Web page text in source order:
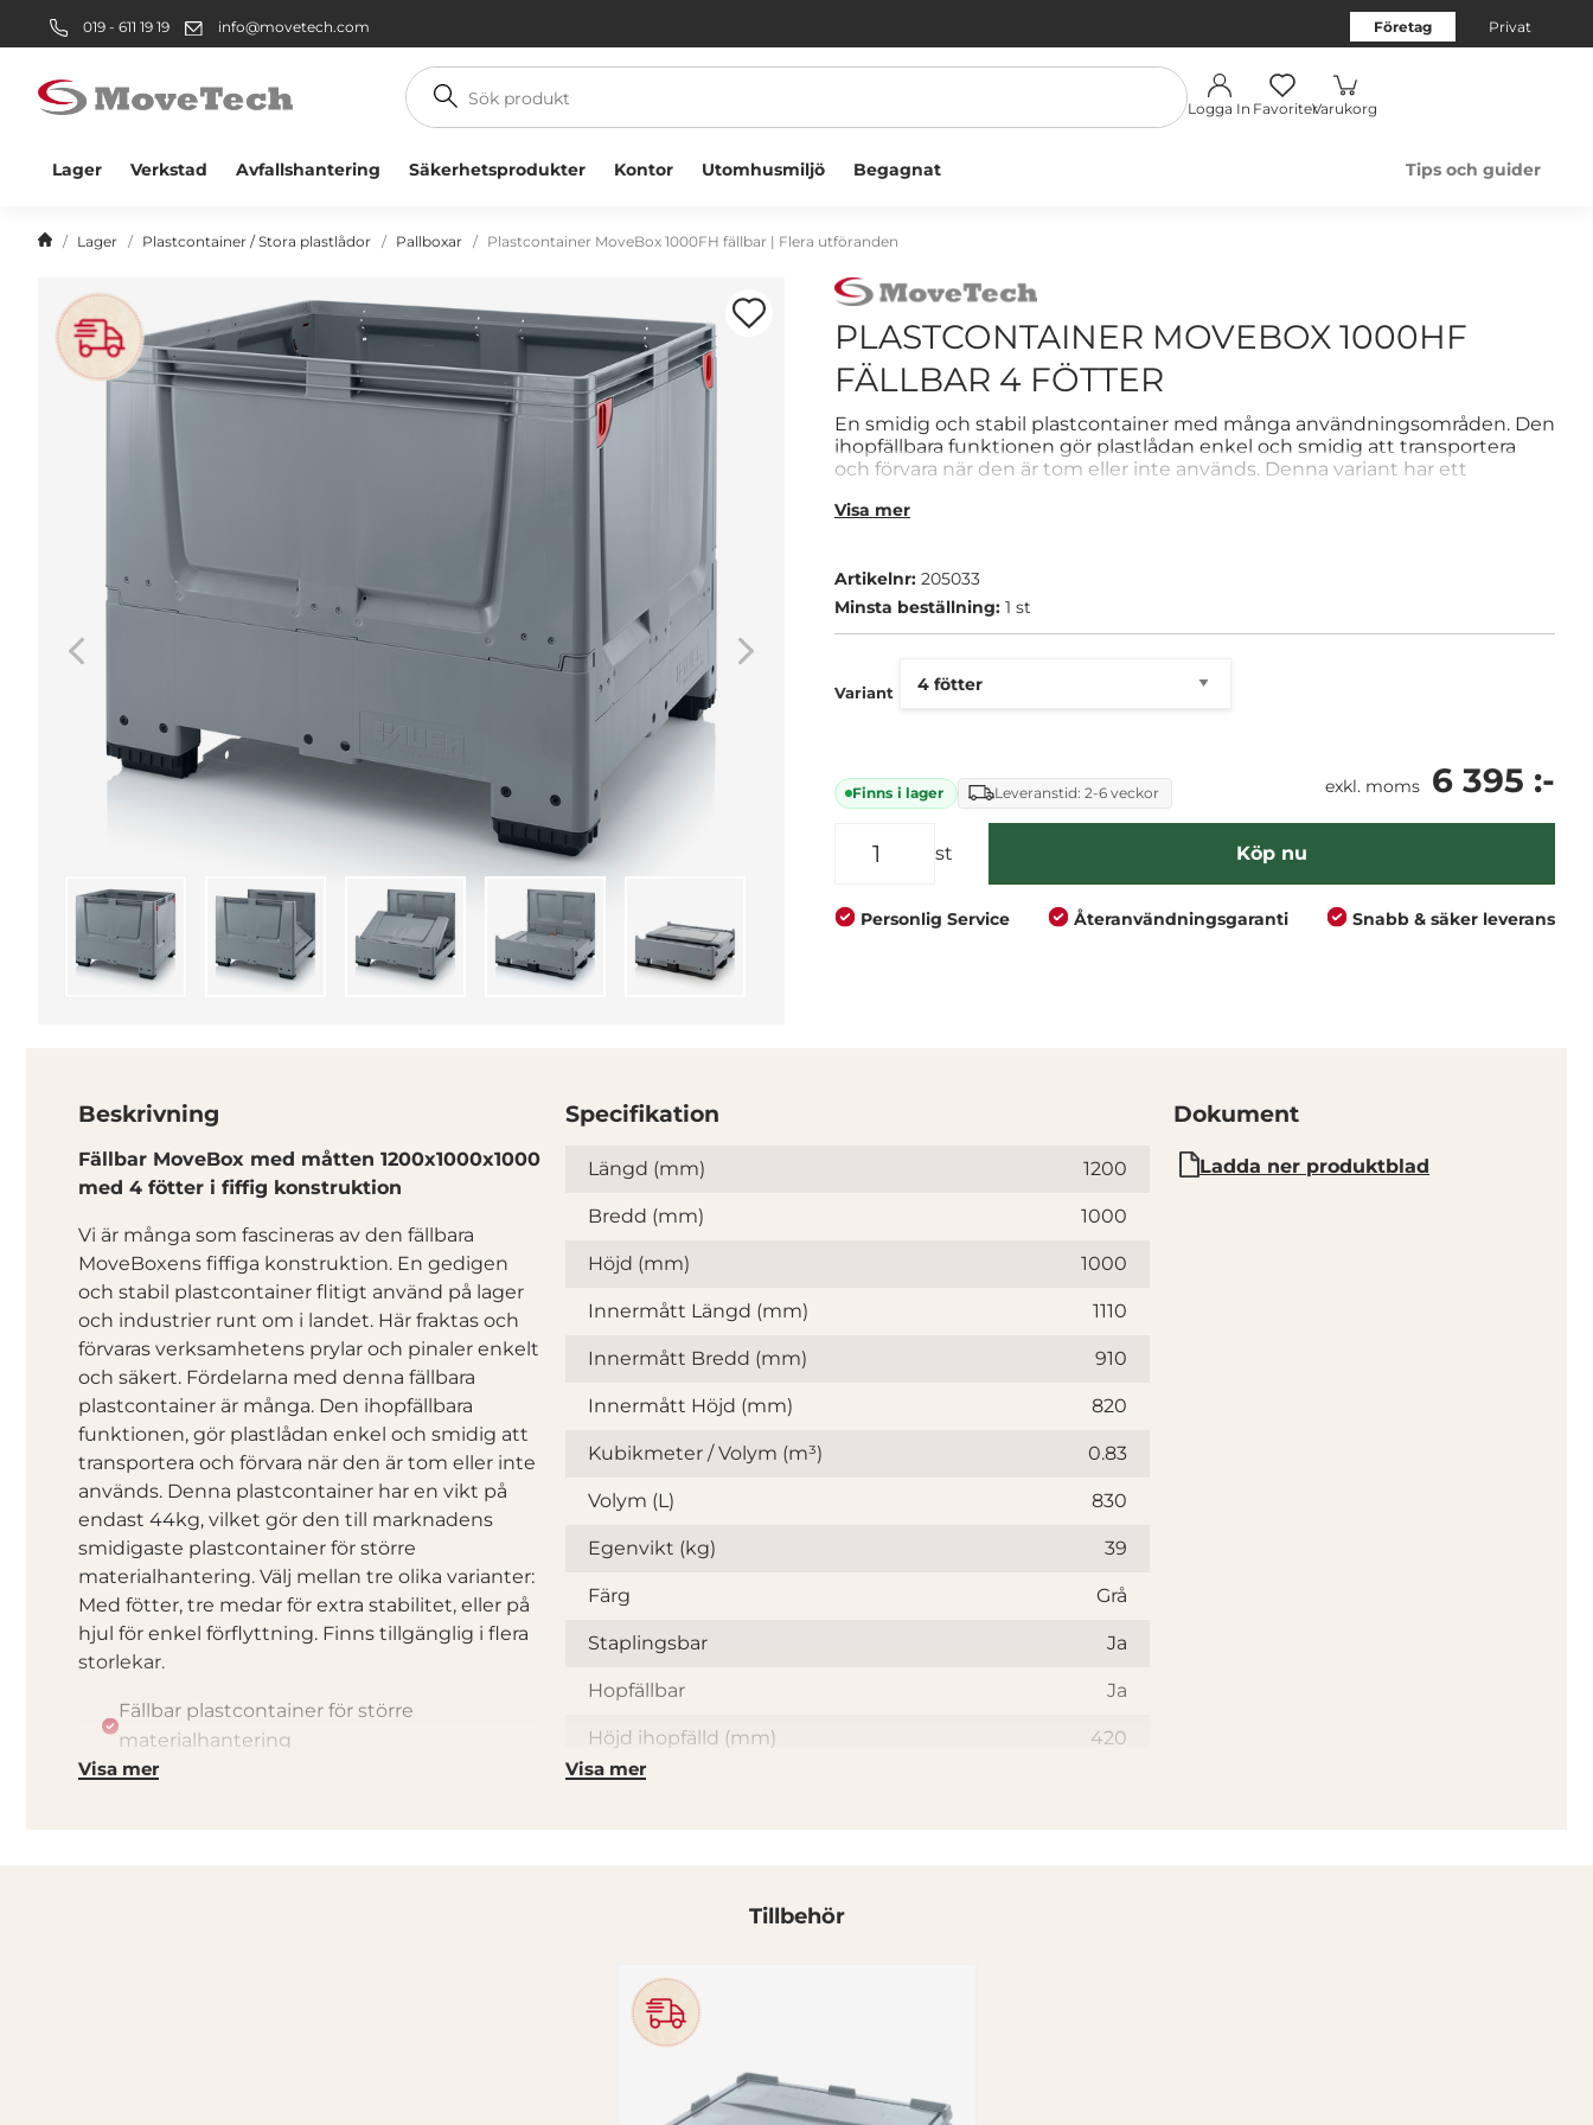
019 - 611 19 19 info@movetech.com Företag Privat
Sök
produkt
Logga In FavoriterVarukorg
Lager Verkstad Avfallshantering Säkerhetsprodukter Kontor Utomhusmiljö Begagnat Tips och guider
Lager Plastcontainer / Stora plastlådor Pallboxar Plastcontainer MoveBox 1000FH fällbar | Flera utföranden
PLASTCONTAINER MOVEBOX 1000HF
FÄLLBAR 4 FÖTTER
En smidig och stabil plastcontainer med många användningsområden. Den
ihopfällbara funktionen gör plastlådan enkel och smidig att transportera
och förvara när den är tom eller inte används. Denna variant har ett
Visa mer
Artikelnr: 205033
Minsta beställning: 1 st
Variant
Finns i lager Leveranstid: 2-6 veckor exkl. moms 6 395 :-
st Köp nu
Personlig Service Återanvändningsgaranti Snabb & säker leverans
Beskrivning
Fällbar MoveBox med måtten 1200x1000x1000
med 4 fötter i fiffig konstruktion
Vi är många som fascineras av den fällbara
MoveBoxens fiffiga konstruktion. En gedigen
och stabil plastcontainer flitigt använd på lager
och industrier runt om i landet. Här fraktas och
förvaras verksamhetens prylar och pinaler enkelt
och säkert. Fördelarna med denna fällbara
plastcontainer är många. Den ihopfällbara
funktionen, gör plastlådan enkel och smidig att
transportera och förvara när den är tom eller inte
används. Denna plastcontainer har en vikt på
endast 44kg, vilket gör den till marknadens
smidigaste plastcontainer för större
materialhantering. Välj mellan tre olika varianter:
Med fötter, tre medar för extra stabilitet, eller på
hjul för enkel förflyttning. Finns tillgänglig i flera
storlekar.
Fällbar plastcontainer för större
materialhantering
Transporteras med pall- eller gaffeltruck
Visa mer
Specifikation
Specifikation
Längd (mm) 1200
Bredd (mm) 1000
Höjd (mm) 1000
Innermått Längd (mm) 1110
Innermått Bredd (mm) 910
Innermått Höjd (mm) 820
Kubikmeter / Volym (m³) 0.83
Volym (L) 830
Egenvikt (kg) 39
Färg Grå
Staplingsbar Ja
Hopfällbar Ja
Höjd ihopfälld (mm) 420
Material
Kan beställas med logga/tryck
Beställningsvara
Inte lämplig för vätskor. 5st får plats på
en full fallhöjd på 220 cm
Visa mer
Dokument
Ladda ner produktblad
Tillbehör
Välkommen! Välj hur du vill handla: